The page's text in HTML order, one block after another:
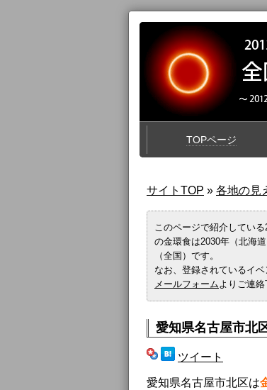
TOPページ
サイトTOP » 各地の見
このページで紹介してい
の金環食は2030年（北海
（全国）です。
なお、登録されているイ
メールフォームよりご連絡
愛知県名古屋市北
ツイート
愛知県名古屋市北区は